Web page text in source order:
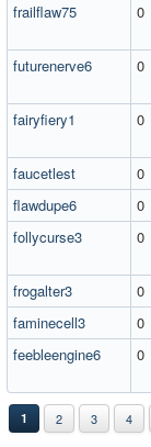
frailflaw75
0
futurenerve6
0
fairyfiery1
0
faucetlest
0
flawdupe6
0
follycurse3
0
frogalter3
0
faminecell3
0
feebleengine6
0
1 2 3 4